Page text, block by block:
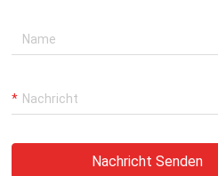
Nachricht Senden